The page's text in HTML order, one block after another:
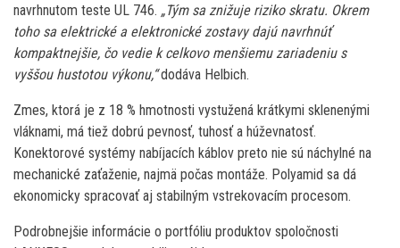
navrhnutom teste UL 746. „Tým sa znižuje riziko skratu. Okrem
toho sa elektrické a elektronické zostavy dajú navrhnúť
kompaktnejšie, čo vedie k celkovo menšiemu zariadeniu s
vyššou hustotou výkonu,“dodáva Helbich.
Zmes, ktorá je z 18 % hmotnosti vystužená krátkymi sklenenými
vláknami, má tiež dobrú pevnosť, tuhosť a húževnatosť.
Konektorové systémy nabíjacích káblov preto nie sú náchylné na
mechanické zaťaženie, najmä počas montáže. Polyamid sa dá
ekonomicky spracovať aj stabilným vstrekovacím procesom.
Podrobnejšie informácie o portfóliu produktov spoločnosti